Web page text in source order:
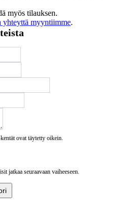
myös tilauksen.
yhteyttä myyntiimme.
ovat täytetty oikein.
jatkaa seuraavaan vaiheeseen.